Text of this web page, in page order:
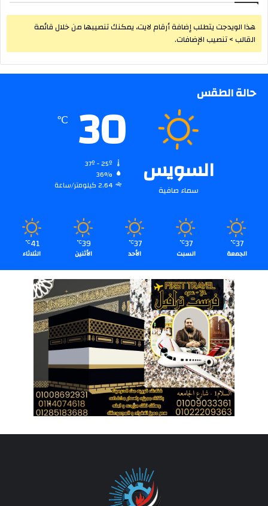
هذا الويدجت يتطلب إضافة أرقام لايت، يمكنك تنصيبها من خلال قائمة
القالب > تنصيب الإضافات.
حالة الطقس
السويس
سماء صافية
30
℃
36%
2.64 كيلومتر/ساعة
37
℃
الجمعة
37
℃
السبت
37
℃
الأحد
39
℃
الأثنين
41
℃
الثلاثاء